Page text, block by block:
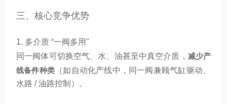
三、核心竞争优势
1. 多介质 “一阀多用"
同一阀体可切换空气、水、油甚至中真空介质， 减少产
线备件种类 （如自动化产线中，同一阀兼顾气缸驱动、
水路 / 油路控制）。